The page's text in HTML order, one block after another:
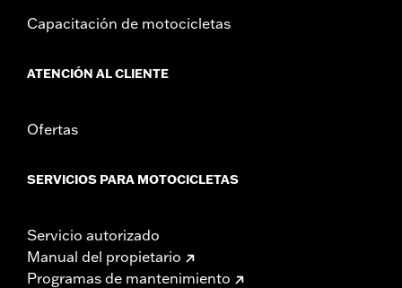
Capacitación de motocicletas
ATENCIÓN AL CLIENTE
Ofertas
SERVICIOS PARA MOTOCICLETAS
Servicio autorizado
Manual del propietario
Programas de mantenimiento